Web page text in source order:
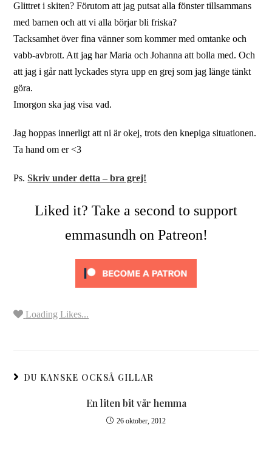
Glittret i skiten? Förutom att jag putsat alla fönster tillsammans
med barnen och att vi alla börjar bli friska?
Tacksamhet över fina vänner som kommer med omtanke och
vabb-avbrott. Att jag har Maria och Johanna att bolla med. Och
att jag i går natt lyckades styra upp en grej som jag länge tänkt
göra.
Imorgon ska jag visa vad.
Jag hoppas innerligt att ni är okej, trots den knepiga situationen.
Ta hand om er <3
Ps.Skriv under detta – bra grej!
Liked it? Take a second to support
emmasundh on Patreon!
Loading Likes...
DU KANSKE OCKSÅ GILLAR
En liten bit vår hemma
26 oktober, 2012